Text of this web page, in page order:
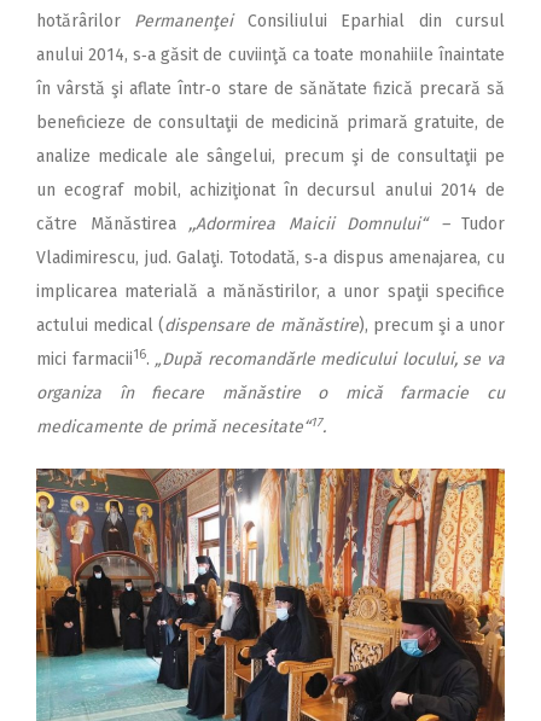
hotărârilor PermanenţeiConsiliului Eparhial din cursul
anului 2014, s‑a găsit de cuviinţă ca toate monahiile înaintate
în vârstă şi aflate într‑o stare de sănătate fizică precară să
beneficieze de consultaţii de medicină primară gratuite, de
analize medicale ale sângelui, precum şi de consultaţii pe
un ecograf mobil, achiziţionat în decursul anului 2014 de
către Mănăstirea,,Adormirea Maicii Domnului“ – Tudor
Vladimirescu, jud. Galaţi. Totodată, s‑a dispus amenajarea, cu
implicarea materială a mănăstirilor, a unor spaţii specifice
actului medical (dispensare de mănăstire), precum şi a unor
mici farmacii16. „După recomandărle medicului locului, se va
organiza în fiecare mănăstire o mică farmacie cu
medicamente de primă necesitate“17.